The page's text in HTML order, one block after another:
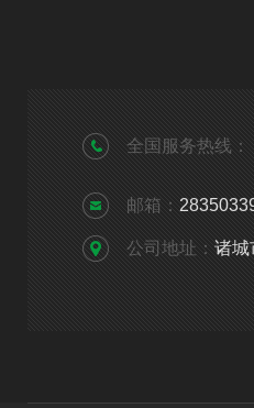
全国服务热线：
邮箱：
公司地址： 诸城